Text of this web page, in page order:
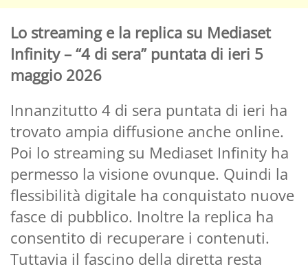
Lo streaming e la replica su Mediaset
Infinity – “4 di sera” puntata di ieri 5
maggio 2026
Innanzitutto 4 di sera puntata di ieri ha
trovato ampia diffusione anche online.
Poi lo streaming su Mediaset Infinity ha
permesso la visione ovunque. Quindi la
flessibilità digitale ha conquistato nuove
fasce di pubblico. Inoltre la replica ha
consentito di recuperare i contenuti.
Tuttavia il fascino della diretta resta